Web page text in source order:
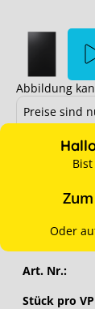
MO
Cookie-
Abbildung
Hersteller-
Art. Nr.:
Stück pro
Preise sind
Ab
Oder